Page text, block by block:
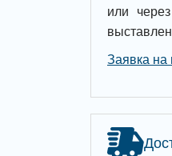
или
Заявка на